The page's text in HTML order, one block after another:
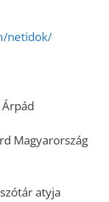
netidok/
Magyarország
atyja